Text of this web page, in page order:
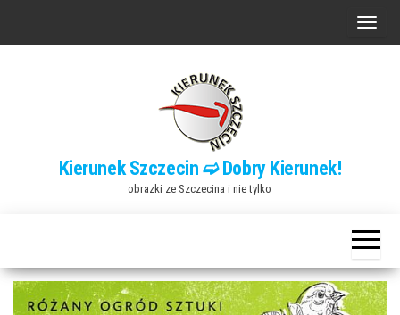
P
n
a
w
i
Kierunek Szczecin ➫ Dobry Kierunek!
obrazki ze Szczecina i nie tylko